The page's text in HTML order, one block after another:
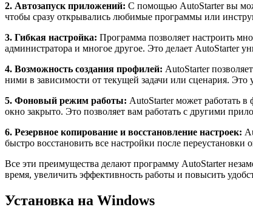
2. Автозапуск приложений: С помощью AutoStarter вы
чтобы сразу открывались любимые программы или
3. Гибкая настройка: Программа позволяет настроить
администратора и многое другое. Это делает AutoStarter
4. Возможность создания профилей: AutoStarter
ними в зависимости от текущей задачи или сценария. Это
5. Фоновый режим работы: AutoStarter может работать в
окно закрыто. Это позволяет вам работать с другими
6. Резервное копирование и восстановление настроек:
быстро восстановить все настройки после
Все эти преимущества делают программу AutoStarter
время, увеличить эффективность работы и повысить
Установка на Windows